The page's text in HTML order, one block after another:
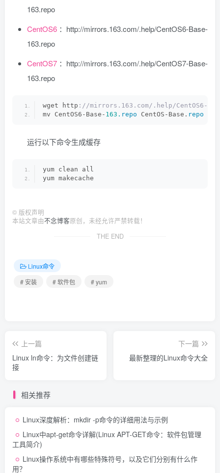
163.repo
CentOS6 ：http://mirrors.163.com/.help/CentOS6-Base-
163.repo
CentOS7 ：http://mirrors.163.com/.help/CentOS7-Base-
163.repo
wget http ://mirrors.163.com/.help/CentOS6-
mv CentOS6-Base- 163. repo CentOS-Base. repo
运行以下命令生成缓存
yum clean all
yum makecache
© 版权声明
本站文章由不念博客原创，未经允许严禁转载！
THE END
Linux命令
# 安装
# 软件包 # yum
上一篇
Linux ln命令：为文件创建链
接
下一篇
最新整理的Linux命令大全
相关推荐
Linux深度解析：mkdir -p命令的详细用法与示例
Linux中apt-get命令详解(Linux APT-GET命令：软件包管理
工具简介)
Linux操作系统中有哪些特殊符号，以及它们分别有什么作
用？